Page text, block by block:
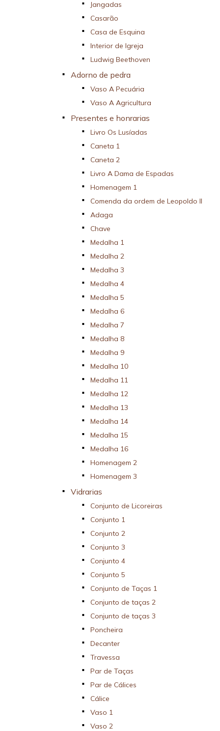
Jangadas
Casarão
Casa de Esquina
Interior de Igreja
Ludwig Beethoven
Adorno de pedra
Vaso A Pecuária
Vaso A Agricultura
Presentes e honrarias
Livro Os Lusíadas
Caneta 1
Caneta 2
Livro A Dama de Espadas
Homenagem 1
Comenda da ordem de Leopoldo II
Adaga
Chave
Medalha 1
Medalha 2
Medalha 3
Medalha 4
Medalha 5
Medalha 6
Medalha 7
Medalha 8
Medalha 9
Medalha 10
Medalha 11
Medalha 12
Medalha 13
Medalha 14
Medalha 15
Medalha 16
Homenagem 2
Homenagem 3
Vidrarias
Conjunto de Licoreiras
Conjunto 1
Conjunto 2
Conjunto 3
Conjunto 4
Conjunto 5
Conjunto de Taças 1
Conjunto de taças 2
Conjunto de taças 3
Poncheira
Decanter
Travessa
Par de Taças
Par de Cálices
Cálice
Vaso 1
Vaso 2